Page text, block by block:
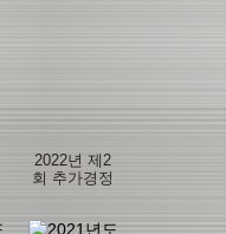
2022년 제2
회 추가경정